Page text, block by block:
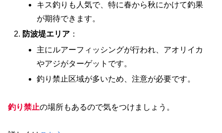
キス釣りも人気で、特に春から秋にかけて釣果
が期待できます。
防波堤エリア ：
主にルアーフィッシングが行われ、アオリイカ
やアジがターゲットです。
釣り禁止区域が多いため、注意が必要です。
釣り禁止の場所もあるので気をつけましょう。